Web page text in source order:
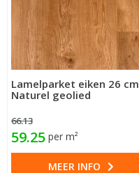
Lamelparket eiken 26 cm
Naturel geolied
66.13
59.25 per m²
MEER INFO